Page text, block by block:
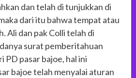
dan telah di tunjukkan di
dari itu bahwa tempat atau
Ali dan pak Colli telah di
surat pemberitahuan
PD pasar bajoe, hal ini
bajoe telah menyalai aturan